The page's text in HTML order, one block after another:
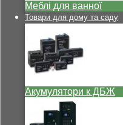
Меблі для ванної
Товари для дому та саду
Акумулятори к ДБЖ